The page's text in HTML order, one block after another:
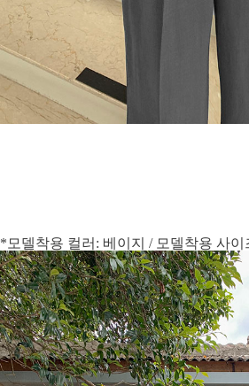
*모델착용 컬러: 베이지 / 모델착용 사이